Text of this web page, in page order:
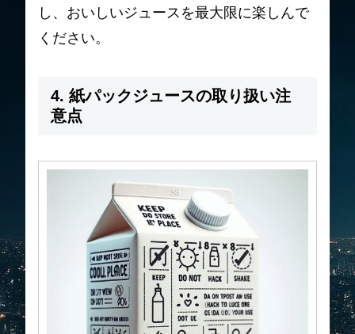
し、おいしいジュースを最大限に楽しんで
ください。
4. 紙パックジュースの取り扱い注
意点